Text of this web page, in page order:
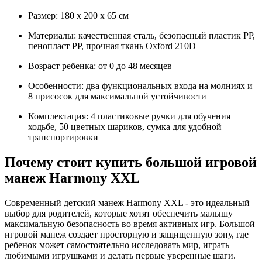
Размер: 180 x 200 x 65 см
Материалы: качественная сталь, безопасный пластик PP,
пенопласт PP, прочная ткань Oxford 210D
Возраст ребенка: от 0 до 48 месяцев
Особенности: два функциональных входа на молниях и
8 присосок для максимальной устойчивости
Комплектация: 4 пластиковые ручки для обучения
ходьбе, 50 цветных шариков, сумка для удобной
транспортировки
Почему стоит купить большой игровой
манеж Harmony XXL
Современный детский манеж Harmony XXL - это идеальный
выбор для родителей, которые хотят обеспечить малышу
максимальную безопасность во время активных игр. Большой
игровой манеж создает просторную и защищенную зону, где
ребенок может самостоятельно исследовать мир, играть
любимыми игрушками и делать первые уверенные шаги.